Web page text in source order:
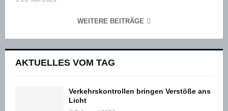
WEITERE BEITRÄGE
AKTUELLES VOM TAG
Verkehrskontrollen bringen Verstöße ans
Licht